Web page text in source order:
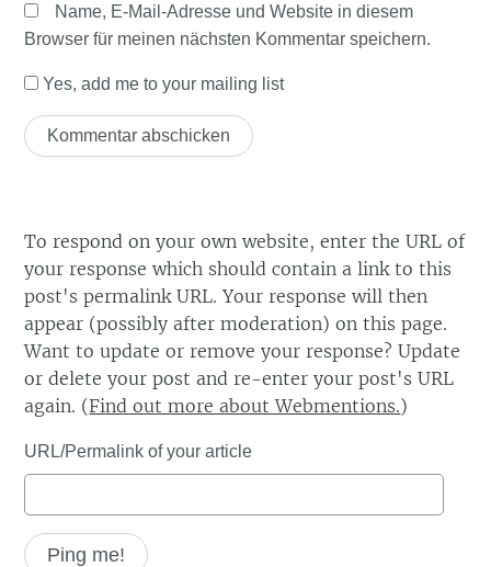
Name, E-Mail-Adresse und Website in diesem
Browser für meinen nächsten Kommentar speichern.
Yes, add me to your mailing list
To respond on your own website, enter the URL of
your response which should contain a link to this
post's permalink URL. Your response will then
appear (possibly after moderation) on this page.
Want to update or remove your response? Update
or delete your post and re-enter your post's URL
again. (Find out more about Webmentions.)
URL/Permalink of your article